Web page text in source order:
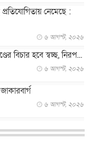
নেমেছে :
৬ আগস্ট, ২০২৬
বিচার হবে স্বচ্ছ, নিরপ...
৬ আগস্ট, ২০২৬
৬ আগস্ট, ২০২৬
বিমান মুখোমুখি, তদন্...